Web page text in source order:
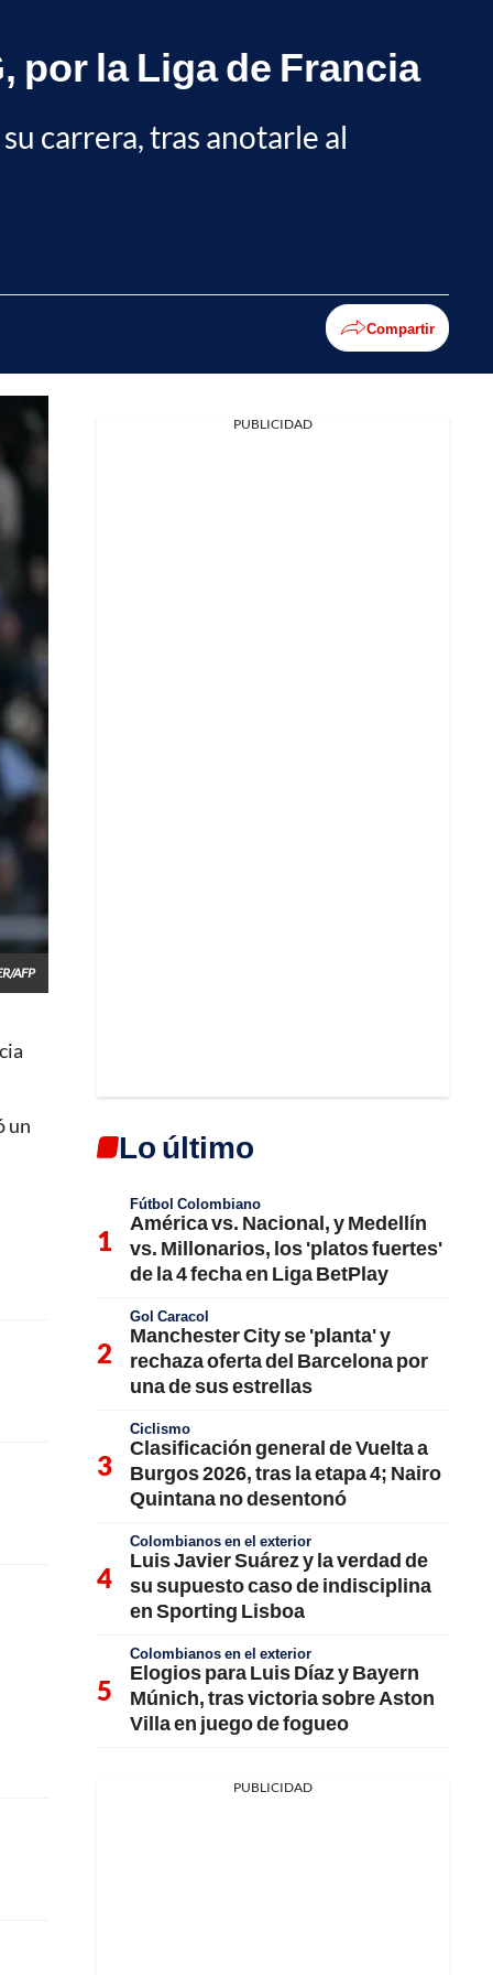
por la Liga de Francia
carrera, tras anotarle al
Compartir
AFP
un
PUBLICIDAD
Lo último
Fútbol Colombiano
América vs. Nacional, y Medellín
vs. Millonarios, los 'platos fuertes'
de la 4 fecha en Liga BetPlay
Gol Caracol
Manchester City se 'planta' y
rechaza oferta del Barcelona por
una de sus estrellas
Ciclismo
Clasificación general de Vuelta a
Burgos 2026, tras la etapa 4; Nairo
Quintana no desentonó
Colombianos en el exterior
Luis Javier Suárez y la verdad de
su supuesto caso de indisciplina
en Sporting Lisboa
Colombianos en el exterior
Elogios para Luis Díaz y Bayern
Múnich, tras victoria sobre Aston
Villa en juego de fogueo
PUBLICIDAD